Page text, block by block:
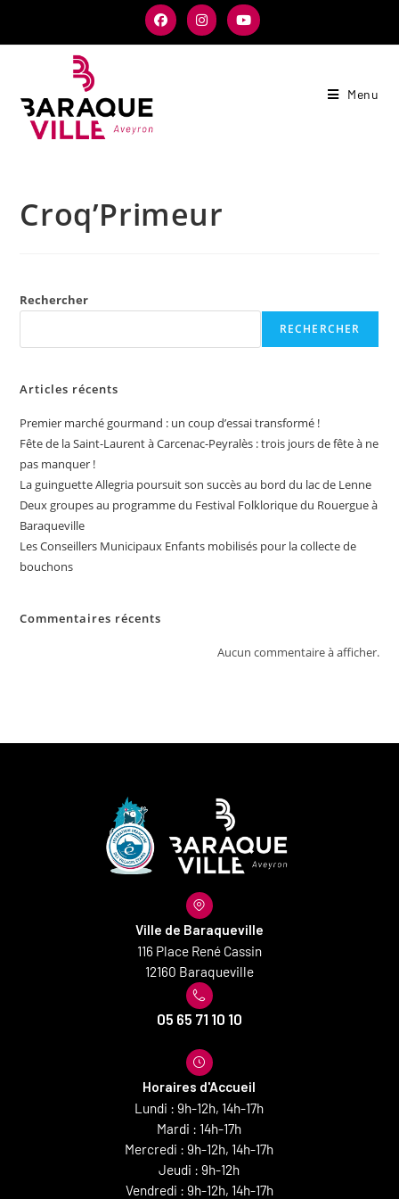
Menu
Croq’Primeur
Rechercher
RECHERCHER
Articles récents
Premier marché gourmand : un coup d’essai transformé !
Fête de la Saint-Laurent à Carcenac-Peyralès : trois jours de fête à ne
pas manquer !
La guinguette Allegria poursuit son succès au bord du lac de Lenne
Deux groupes au programme du Festival Folklorique du Rouergue à
Baraqueville
Les Conseillers Municipaux Enfants mobilisés pour la collecte de
bouchons
Commentaires récents
Aucun commentaire à afficher.
Ville de Baraqueville
116 Place René Cassin
12160 Baraqueville
05 65 71 10 10
Horaires d'Accueil
Lundi : 9h-12h, 14h-17h
Mardi : 14h-17h
Mercredi : 9h-12h, 14h-17h
Jeudi : 9h-12h
Vendredi : 9h-12h, 14h-17h